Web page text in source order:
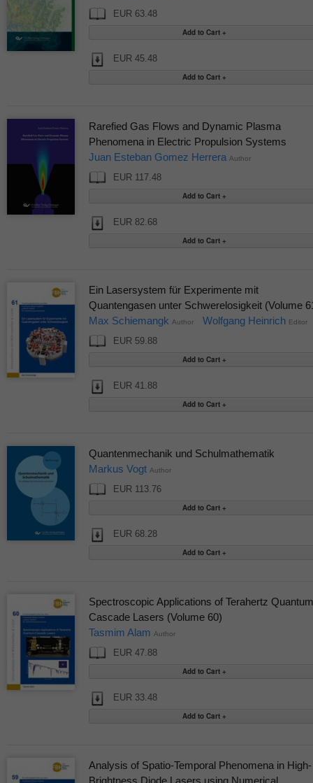
EUR 63.48
EUR 45.48
Rarefied Gas Flows and Dynamic Plasma
Phenomena in Electric Propulsion Systems
Juan Esteban Gomez Herrera Author
EUR 117.48
EUR 82.68
Ein Lasersystem für Experimente mit
Quantengasen unter Schwerelosigkeit (Volume
Max Schiemangk Author Wolfgang Heinrich Editor
EUR 59.88
EUR 41.88
Quantenmechanik und Schulmathematik
Markus Vogt Author
EUR 113.76
EUR 68.28
Spectroscopic Applications of Terahertz
Cascade Lasers (Volume 60)
Tasmim Alam Author
EUR 47.88
EUR 33.48
Analysis of Spatio-Temporal Phenomena in High-
Brightness Diode Lasers using Numerical